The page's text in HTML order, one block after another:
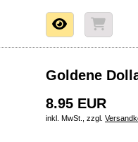
Goldene
8.95 EUR
inkl. MwSt., zzgl.